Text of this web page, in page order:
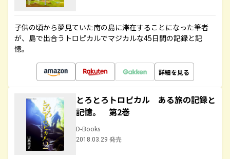
子供の頃から夢見ていた南の島に滞在することになった筆者
が、島で出合うトロピカルでマジカルな45日間の記録と記
憶。
詳細を見る
とろとろトロピカル ある旅の記録と
記憶。 第2巻
D-Books
2018.03.29 発売